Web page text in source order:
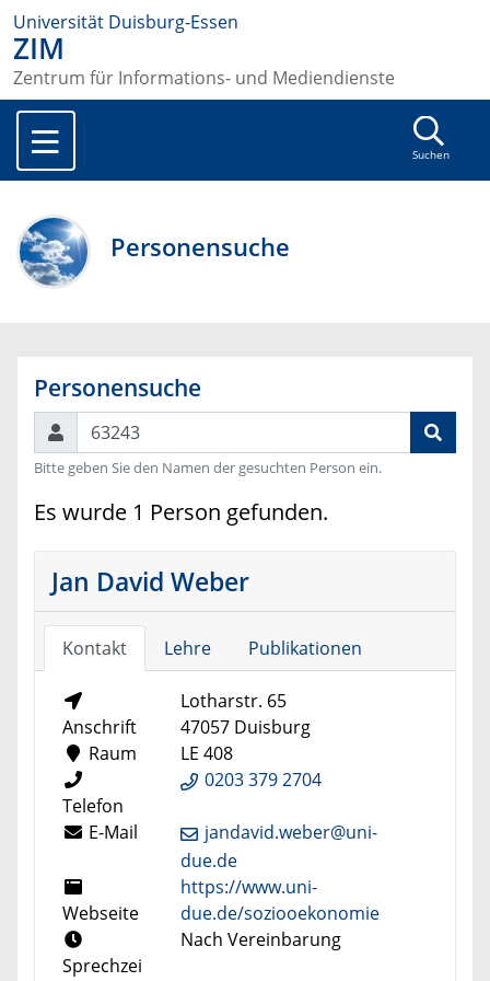
Universität Duisburg-Essen
ZIM
Zentrum für Informations- und Mediendienste
Suchen
Personensuche
Personensuche
Suchen
Bitte geben Sie den Namen der gesuchten Person ein.
Es wurde 1 Person gefunden.
Jan David Weber
Kontakt Lehre Publikationen
Anschrift
Lotharstr. 65
47057 Duisburg
Raum
LE 408
Telefon
0203 379 2704
E-Mail
jandavid.weber@uni-
due.de
Webseite
https://www.uni-
due.de/soziooekonomie
Sprechzei
Nach Vereinbarung